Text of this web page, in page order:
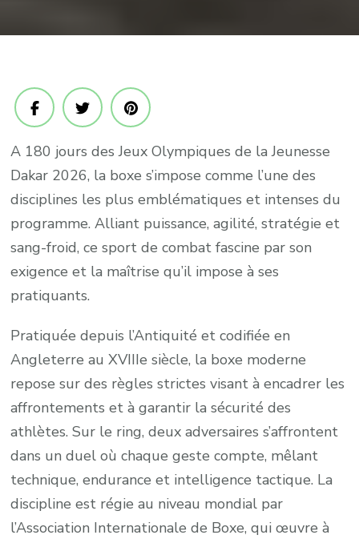
et
A 180 jours des Jeux Olympiques de la Jeunesse
Dakar 2026, la boxe s’impose comme l’une des
disciplines les plus emblématiques et intenses du
programme. Alliant puissance, agilité, stratégie et
sang-froid, ce sport de combat fascine par son
exigence et la maîtrise qu’il impose à ses
pratiquants.
Pratiquée depuis l’Antiquité et codifiée en
Angleterre au XVIIIe siècle, la boxe moderne
repose sur des règles strictes visant à encadrer les
affrontements et à garantir la sécurité des
athlètes. Sur le ring, deux adversaires s’affrontent
dans un duel où chaque geste compte, mêlant
technique, endurance et intelligence tactique. La
discipline est régie au niveau mondial par
l’Association Internationale de Boxe, qui œuvre à